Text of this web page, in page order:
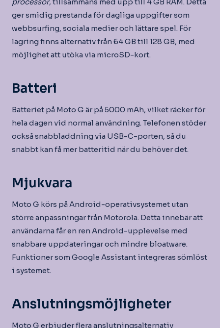
ger smidig prestanda för dagliga uppgifter som
webbsurfing, sociala medier och lättare spel. För
lagring finns alternativ från 64 GB till 128 GB, med
möjlighet att utöka via microSD-kort.
Batteri
Batteriet på Moto G är på 5000 mAh, vilket räcker för
hela dagen vid normal användning. Telefonen stöder
också snabbladdning via USB-C-porten, så du
snabbt kan få mer batteritid när du behöver det.
Mjukvara
Moto G körs på Android-operativsystemet utan
större anpassningar från Motorola. Detta innebär att
användarna får en ren Android-upplevelse med
snabbare uppdateringar och mindre bloatware.
Funktioner som Google Assistant integreras sömlöst
i systemet.
Anslutningsmöjligheter
Moto G erbjuder flera anslutningsalternativ